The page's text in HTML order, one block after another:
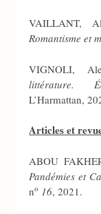
VAILLANT,
Romantisme et
VIGNOLI,
littérature.
L’Harmattan,
Articles et
ABOU
Pandémies et
no 16, 2021.